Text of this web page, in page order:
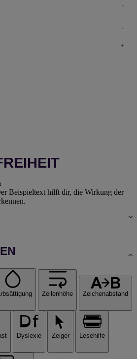
Beispieltext hilft dir, die Wirkung der
Zeilenhöhe Zeichenabstand
Dyslexie Zeiger Lesehilfe